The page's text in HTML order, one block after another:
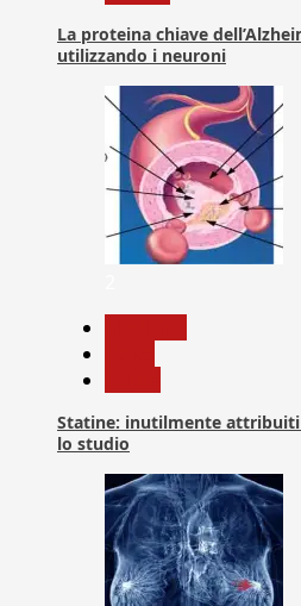
La proteina chiave
utilizzando i neuroni
Statine: inutilmente
lo studio